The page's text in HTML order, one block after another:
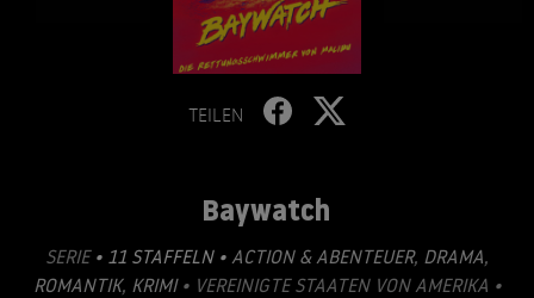
TEILEN
Baywatch
SERIE • 11 STAFFELN • ACTION & ABENTEUER, DRAMA,
ROMANTIK, KRIMI• VEREINIGTE STAATEN VON AMERIKA •